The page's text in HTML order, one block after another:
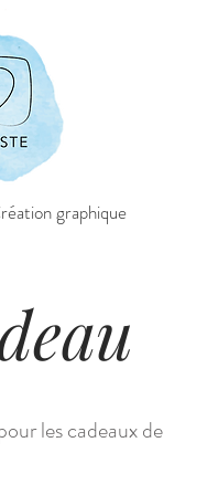
graphique
les cadeaux de